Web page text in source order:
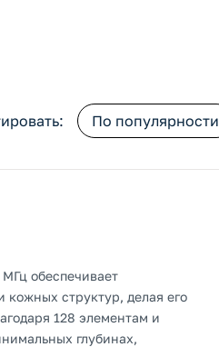
По популярности
обеспечивает
структур, делая его
128 элементам и
глубинах,